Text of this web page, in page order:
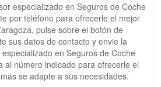
especializado en Seguros de Coche
por teléfono para ofrecerle el mejor
pulse sobre el botón de
sus datos de contacto y envie la
en Seguros de Coche
al número indicado para ofrecerle el
se adapte a sus necesidades.